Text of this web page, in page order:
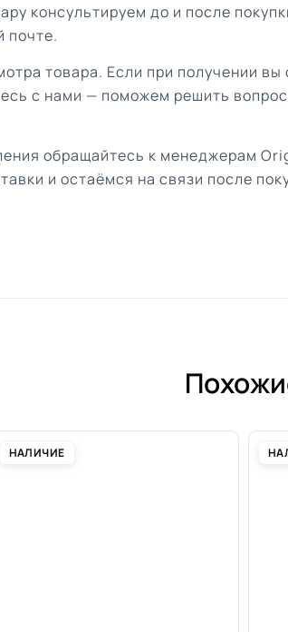
консультируем до и после
почте.
товара. Если при получении
с нами — поможем решить
обращайтесь к менеджерам
и остаёмся на связи после
НАЛИЧИЕ